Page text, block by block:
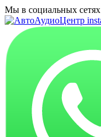
Мы в социальных сетях